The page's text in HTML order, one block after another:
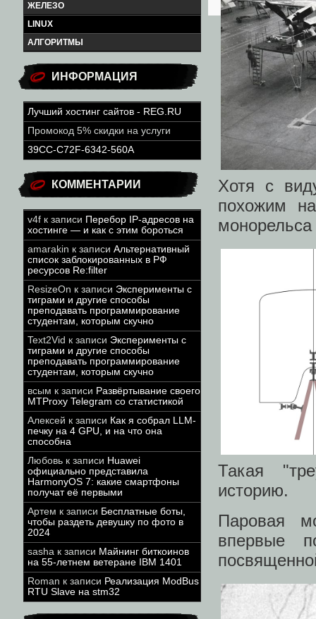
ЖЕЛЕЗО
LINUX
АЛГОРИТМЫ
ИНФОРМАЦИЯ
Лучший хостинг сайтов - REG.RU
Промокод 5% скидки на услуги
39CC-C72F-6342-560A
КОММЕНТАРИИ
v4f к записи Перебор IP-адресов на
хостинге — и как с этим бороться
amarakin к записи Альтернативный
список заблокированных в РФ
ресурсов Re:filter
ResizeOn к записи Эксперименты с
тиграми и другие способы
преподавать программирование
студентам, которым скучно
Text2Vid к записи Эксперименты с
тиграми и другие способы
преподавать программирование
студентам, которым скучно
всым к записи Развёртывание своего
MTProxy Telegram со статистикой
Алексей к записи Как я собрал LLM-
печку на 4 GPU, и на что она
способна
Любовь к записи Huawei
официально представила
HarmonyOS 7: какие смартфоны
получат её первыми
Артем к записи Бесплатные боты,
чтобы раздеть девушку по фото в
2024
sasha к записи Майнинг биткоинов
на 55-летнем ветеране IBM 1401
Roman к записи Реализация ModBus
RTU Slave на stm32
Хотя с
похожим
Такая
историю.
Паровая
впервые